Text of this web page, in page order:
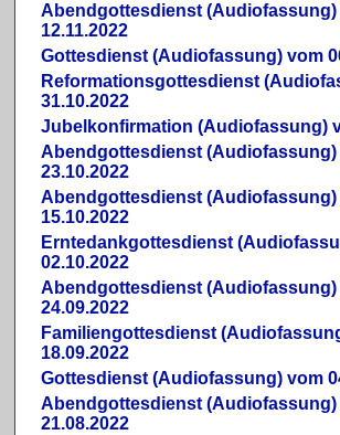
Abendgottesdienst (Audiofassung)
12.11.2022
Gottesdienst (Audiofassung) vom
Reformationsgottesdienst
31.10.2022
Jubelkonfirmation (Audiofassung)
Abendgottesdienst (Audiofassung)
23.10.2022
Abendgottesdienst (Audiofassung)
15.10.2022
Erntedankgottesdienst
02.10.2022
Abendgottesdienst (Audiofassung)
24.09.2022
Familiengottesdienst
18.09.2022
Gottesdienst (Audiofassung) vom
Abendgottesdienst (Audiofassung)
21.08.2022